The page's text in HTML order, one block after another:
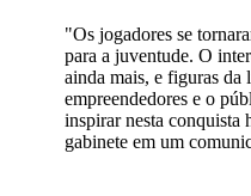
"Os jogadores se
para a juventude. O
ainda mais, e figuras da
empreendedores e o
inspirar nesta conquista
gabinete em um